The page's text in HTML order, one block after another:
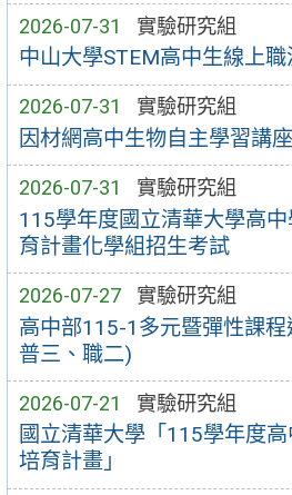
2026-07-31 實驗研究組
中山大學STEM高中生線上
2026-07-31 實驗研究組
因材網高中生物自主學習講座
2026-07-31 實驗研究組
115學年度國立清華大學高
育計畫化學組招生考試
2026-07-27 實驗研究組
高中部115-1多元暨彈性課程
普三、職二)
2026-07-21 實驗研究組
國立清華大學「115學年度
培育計畫」